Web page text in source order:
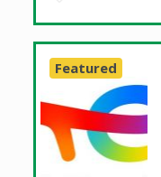
Featured